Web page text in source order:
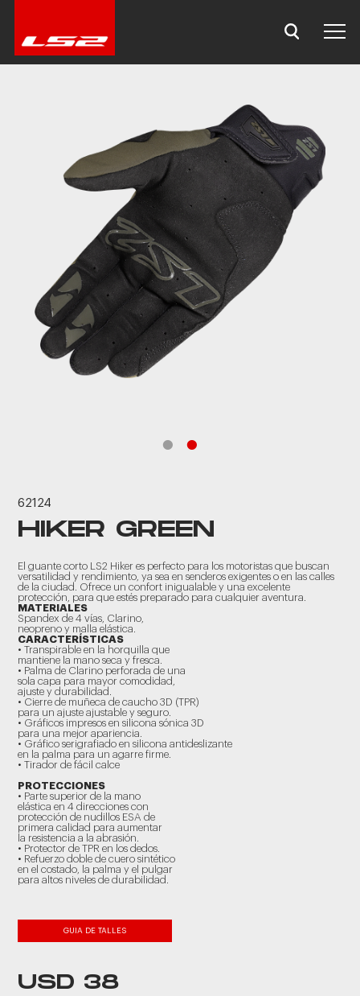
62124
HIKER GREEN
El guante corto LS2 Hiker es perfecto para los motoristas que buscan
versatilidad y rendimiento, ya sea en senderos exigentes o en las calles
de la ciudad. Ofrece un confort inigualable y una excelente
protección, para que estés preparado para cualquier aventura.
MATERIALES
Spandex de 4 vías, Clarino,
neopreno y malla elástica.
CARACTERÍSTICAS
• Transpirable en la horquilla que
mantiene la mano seca y fresca.
• Palma de Clarino perforada de una
sola capa para mayor comodidad,
ajuste y durabilidad.
• Cierre de muñeca de caucho 3D (TPR)
para un ajuste ajustable y seguro.
• Gráficos impresos en silicona sónica 3D
para una mejor apariencia.
• Gráfico serigrafiado en silicona antideslizante
en la palma para un agarre firme.
• Tirador de fácil calce
PROTECCIONES
• Parte superior de la mano
elástica en 4 direcciones con
protección de nudillos ESA de
primera calidad para aumentar
la resistencia a la abrasión.
• Protector de TPR en los dedos.
• Refuerzo doble de cuero sintético
en el costado, la palma y el pulgar
para altos niveles de durabilidad.
GUIA DE TALLES
USD 38